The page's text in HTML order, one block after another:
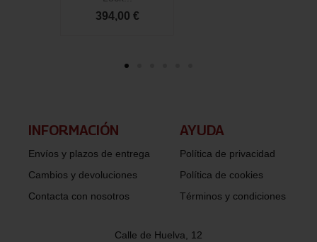
394,00 €
INFORMACIÓN​
Envíos y plazos de entrega
Cambios y devoluciones
Contacta con nosotros
AYUDA
Política de privacidad
Política de cookies
Términos y condiciones
Calle de Huelva, 12